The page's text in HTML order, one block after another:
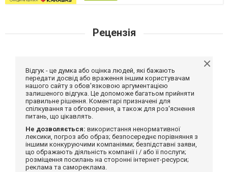
Рецензія
Відгук - це думка або оцінка людей, які бажають
передати досвід або враження іншим користувачам
нашого сайту з обов'язковою аргументацією
залишеного відгука. Це допоможе багатьом прийняти
правильне рішення. Коментарі призначені для
спілкування та обговорення, а також для роз'яснення
питань, що цікавлять.
Не дозволяється: використання ненормативної
лексики, погроз або образ; безпосереднє порівняння з
іншими конкуруючими компаніями; безпідставні заяви,
що ображають діяльність компанії і / або її послуги;
розміщення посилань на сторонні інтернет-ресурси;
реклама та самореклама.